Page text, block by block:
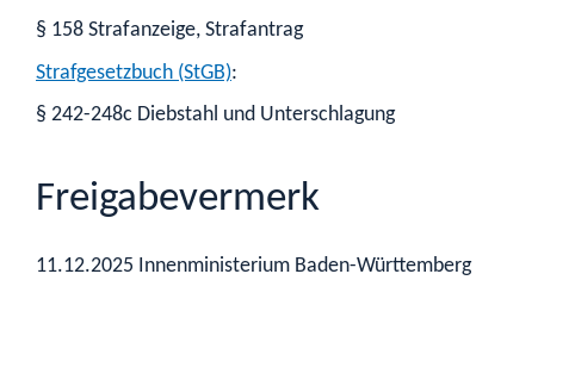
§ 158 Strafanzeige, Strafantrag
Strafgesetzbuch (StGB):
§ 242-248c Diebstahl und Unterschlagung
Freigabevermerk
11.12.2025 Innenministerium Baden-Württemberg